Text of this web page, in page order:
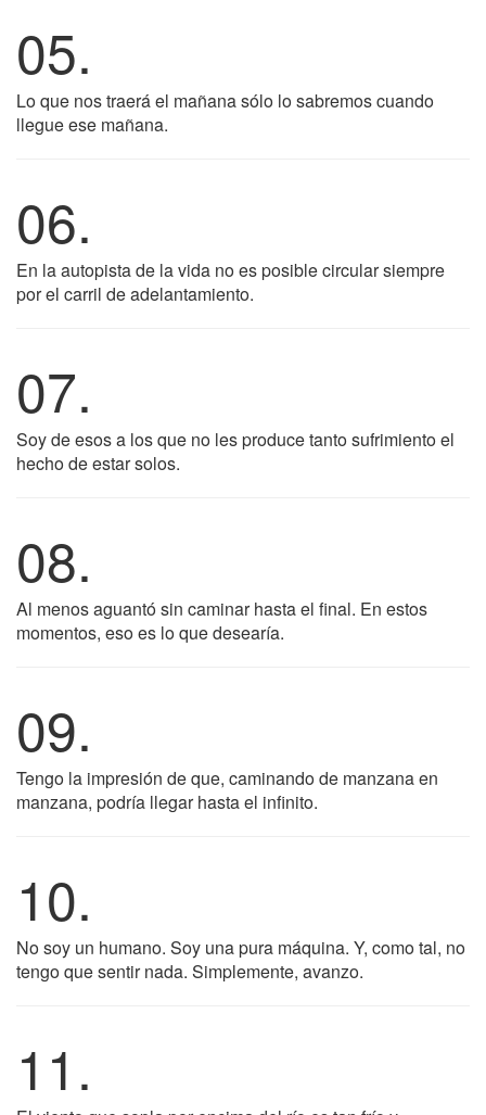
05.
Lo que nos traerá el mañana sólo lo sabremos cuando
llegue ese mañana.
06.
En la autopista de la vida no es posible circular siempre
por el carril de adelantamiento.
07.
Soy de esos a los que no les produce tanto sufrimiento el
hecho de estar solos.
08.
Al menos aguantó sin caminar hasta el final. En estos
momentos, eso es lo que desearía.
09.
Tengo la impresión de que, caminando de manzana en
manzana, podría llegar hasta el infinito.
10.
No soy un humano. Soy una pura máquina. Y, como tal, no
tengo que sentir nada. Simplemente, avanzo.
11.